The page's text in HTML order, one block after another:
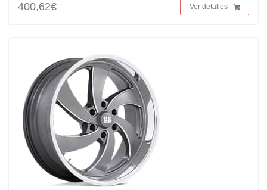
400,62€
Ver detalles